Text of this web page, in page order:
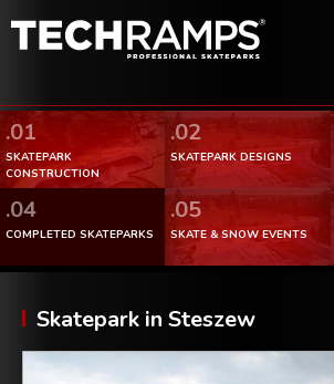
.01
SKATEPARK
CONSTRUCTION
.02
SKATEPARK DESIGNS
.04
COMPLETED SKATEPARKS
.05
SKATE & SNOW EVENTS
Skatepark in Steszew